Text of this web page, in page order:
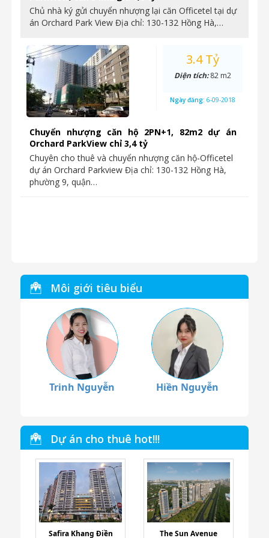
Chuyển nhượng lô Officetel tại Orchard
Parkview, căn 34m2 giá 1,6 tỷ
Chủ nhà ký gửi chuyển nhượng lại căn Officetel tại dự
án Orchard Park View Địa chỉ: 130-132 Hồng Hà,…
Ngày đăng:6-09-2018
Chuyển nhượng căn hộ 2PN+1, 82m2 dự án
Diện tích:82 m2
Ngày đăng:6-09-2018
Môi giới tiêu biểu
Trinh Nguyễn Hiền Nguyễn
Dự án cho thuê hot!!!